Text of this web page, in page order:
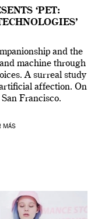
‘PET:
and the
machine through
A surreal study
affection. On
Francisco.
MÁS